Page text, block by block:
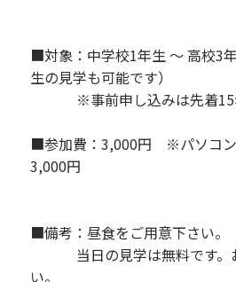
■対象：中学校1年生 ～ 高校3
生の見学も可能です）
※事前申し込みは先着15
■参加費：3,000円 ※パソコン
3,000円
■備考：昼食をご用意下さい。
当日の見学は無料です。
い。